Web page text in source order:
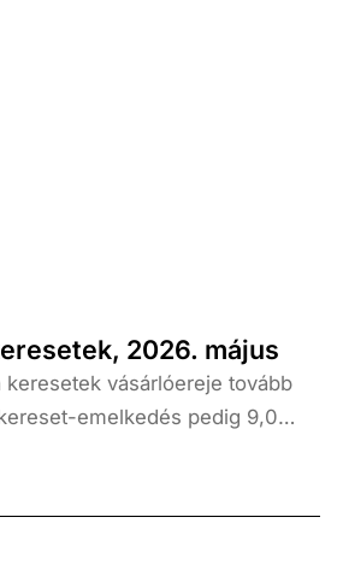
2026. május
keresetek vásárlóereje tovább
emelkedés pedig 9,0
11,0 százalékot tett ki, emellett